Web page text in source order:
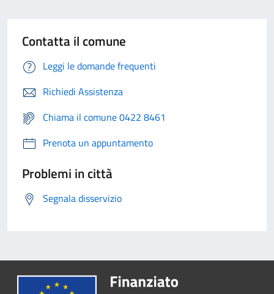
Contatta il comune
Leggi le domande frequenti
Richiedi Assistenza
Chiama il comune 0422 8461
Prenota un appuntamento
Problemi in città
Segnala disservizio